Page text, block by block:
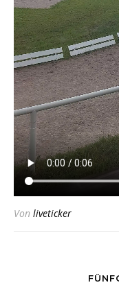
Von liveticker